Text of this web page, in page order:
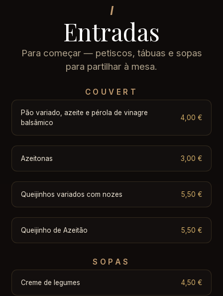
I
Entradas
Para começar — petiscos, tábuas e sopas
para partilhar à mesa.
COUVERT
Pão variado, azeite e pérola de vinagre
balsâmico
4,00 €
Azeitonas 3,00 €
Queijinhos variados com nozes 5,50 €
Queijinho de Azeitão 5,50 €
SOPAS
Creme de legumes 4,50 €